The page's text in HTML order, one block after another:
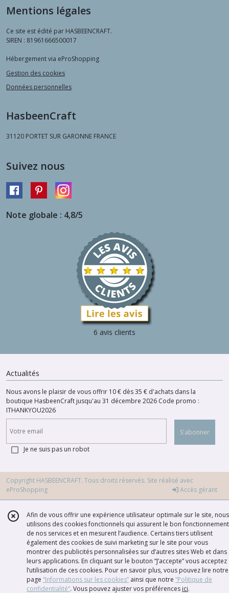
Afficher
les
Mentions légales
Ce site est édité par HASBEENCRAFT.
SIREN : 81961666500017
Hébergement via eProShopping
Gestion des cookies
Données personnelles
HasbeenCraft
31120 PORTET SUR GARONNE FRANCE
Suivez nous
Note globale : 4,8/5
6 avis clients
Actualités
Nous avons le plaisir de vous offrir 10 € dès 35 € d'achats dans la
boutique HasbeenCraft jusqu'au 31 décembre 2026 Code promo :
ITHANKYOU2026
S'abonner
Je ne suis pas un robot
Copyright HASBEENCRAFT. Tous droits réservés. Site réalisé avec
eProShopping
Accès gérant
Afin de vous offrir une expérience utilisateur optimale sur le site, nous
utilisons des cookies fonctionnels qui assurent le bon fonctionnement
de nos services et en mesurent l’audience. Certains tiers utilisent
également des cookies de suivi marketing sur le site pour vous
montrer des publicités personnalisées sur d’autres sites Web et dans
leurs applications. En cliquant sur le bouton “J’accepte” vous acceptez
l’utilisation de ces cookies. Pour en savoir plus, vous pouvez lire notre
page “Informations sur les cookies” ainsi que notre “Politique de
confidentialité“. Vous pouvez ajuster vos préférences ici.